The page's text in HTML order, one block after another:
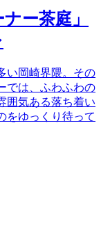
ー茶庭」
い岡崎界隈。その
では、ふわふわの
囲気ある落ち着い
をゆっくり待って